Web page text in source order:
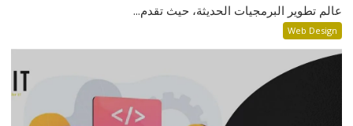
عالم تطوير البرمجيات الحديثة، حيث تقدم...
Web Design